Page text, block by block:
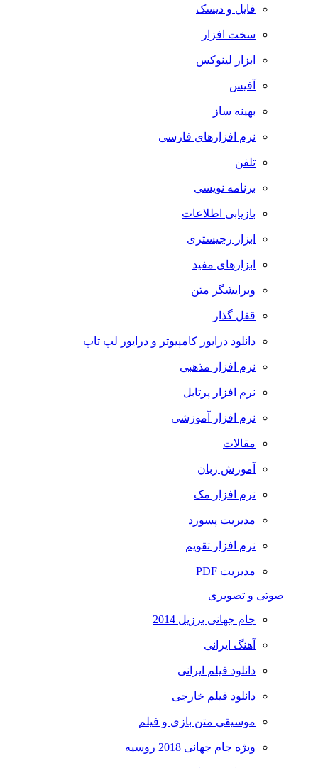
فایل و دیسک
سخت افزار
ابزار لینوکس
آفیس
بهینه ساز
نرم افزارهای فارسی
تلفن
برنامه نویسی
بازیابی اطلاعات
ابزار رجیستری
ابزارهای مفید
ویرایشگر متن
قفل گذار
دانلود درایور کامپیوتر و درایور لپ تاپ
نرم افزار مذهبی
نرم افزار پرتابل
نرم افزار آموزشی
مقالات
آموزش زبان
نرم افزار مک
مدیریت پسورد
نرم افزار تقویم
مدیریت PDF
صوتی و تصویری
جام جهانی برزیل 2014
آهنگ ایرانی
دانلود فیلم ایرانی
دانلود فیلم خارجی
موسیقی متن بازی و فیلم
ویژه جام جهانی 2018 روسیه